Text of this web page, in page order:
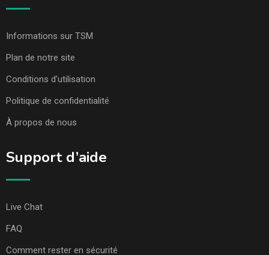
Informations sur TSM
Plan de notre site
Conditions d’utilisation
Politique de confidentialité
À propos de nous
Support d’aide
Live Chat
FAQ
Comment rester en sécurité